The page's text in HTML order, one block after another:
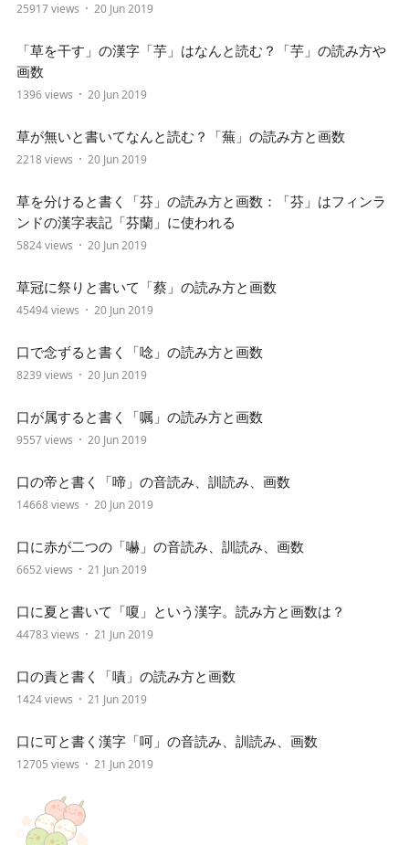
25917 views 20 Jun 2019
「草を干す」の漢字「芋」はなんと読む？「芋」の読み方や
画数
1396 views 20 Jun 2019
草が無いと書いてなんと読む？「蕪」の読み方と画数
2218 views 20 Jun 2019
草を分けると書く「芬」の読み方と画数：「芬」はフィンラ
ンドの漢字表記「芬蘭」に使われる
5824 views 20 Jun 2019
草冠に祭りと書いて「蔡」の読み方と画数
45494 views 20 Jun 2019
口で念ずると書く「唸」の読み方と画数
8239 views 20 Jun 2019
口が属すると書く「嘱」の読み方と画数
9557 views 20 Jun 2019
口の帝と書く「啼」の音読み、訓読み、画数
14668 views 20 Jun 2019
口に赤が二つの「嚇」の音読み、訓読み、画数
6652 views 21 Jun 2019
口に夏と書いて「嗄」という漢字。読み方と画数は？
44783 views 21 Jun 2019
口の責と書く「嘖」の読み方と画数
1424 views 21 Jun 2019
口に可と書く漢字「呵」の音読み、訓読み、画数
12705 views 21 Jun 2019